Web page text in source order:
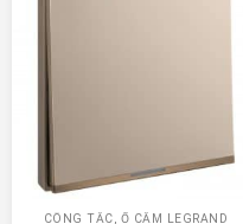
CÔNG TẮC, Ổ CẮM LEGRAND